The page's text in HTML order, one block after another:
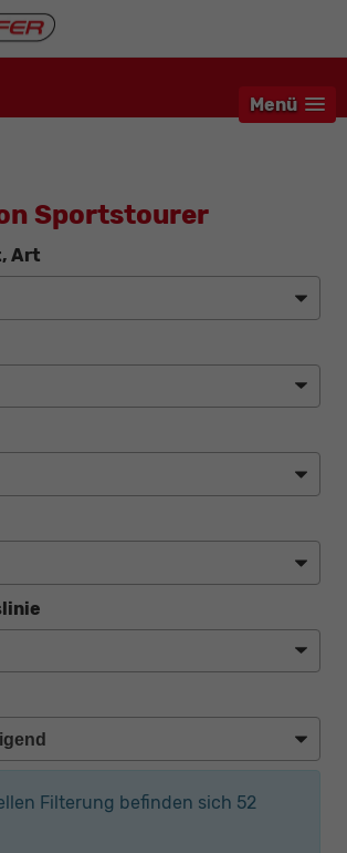
Menü
Sportstourer
Art
Filterung befinden sich 52